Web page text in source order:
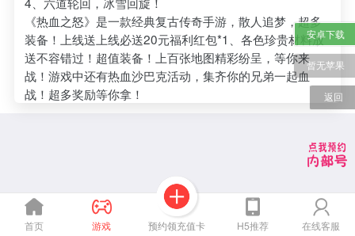
首页 游戏 预约领充值卡 H5推荐 在线客服
安卓下载
暂无苹果
返回
《热血之怒》是一款经典复古传奇手游，散人追梦，超多
装备！上线送上线必送20元福利红包*1、各色珍贵材料放
送不容错过！超值装备！上百张地图精彩纷呈，等你来
战！游戏中还有热血沙巴克活动，集齐你的兄弟一起血
战！超多奖励等你拿！